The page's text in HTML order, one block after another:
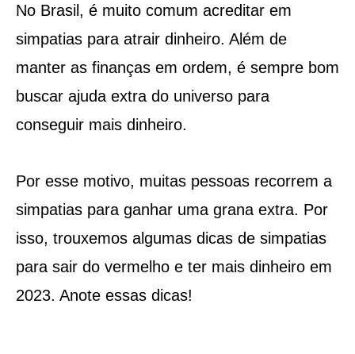
No Brasil, é muito comum acreditar em
simpatias para atrair dinheiro. Além de
manter as finanças em ordem, é sempre bom
buscar ajuda extra do universo para
conseguir mais dinheiro.
Por esse motivo, muitas pessoas recorrem a
simpatias para ganhar uma grana extra. Por
isso, trouxemos algumas dicas de simpatias
para sair do vermelho e ter mais dinheiro em
2023. Anote essas dicas!